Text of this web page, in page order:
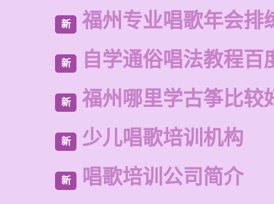
新 福州专业唱歌年会排
新 自学通俗唱法教程百
新 福州哪里学古筝比较
新 少儿唱歌培训机构
新 唱歌培训公司简介